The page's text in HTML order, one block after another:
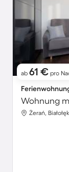
ab 61 € pro
Żerań,